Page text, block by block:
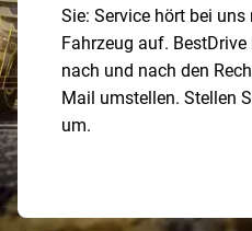
Sie: Service hört bei
Fahrzeug auf.
nach und nach den
Mail umstellen. Stellen
um.